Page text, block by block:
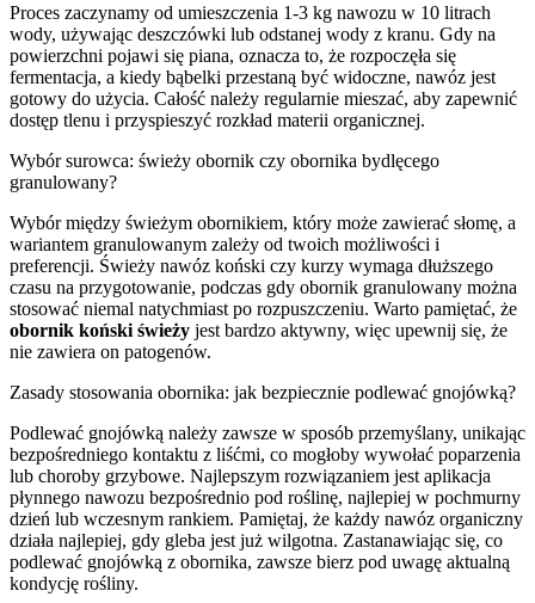
Proces zaczynamy od umieszczenia 1-3 kg nawozu w 10 litrach
wody, używając deszczówki lub odstanej wody z kranu. Gdy na
powierzchni pojawi się piana, oznacza to, że rozpoczęła się
fermentacja, a kiedy bąbelki przestaną być widoczne, nawóz jest
gotowy do użycia. Całość należy regularnie mieszać, aby zapewnić
dostęp tlenu i przyspieszyć rozkład materii organicznej.
Wybór surowca: świeży obornik czy obornika bydlęcego
granulowany?
Wybór między świeżym obornikiem, który może zawierać słomę, a
wariantem granulowanym zależy od twoich możliwości i
preferencji. Świeży nawóz koński czy kurzy wymaga dłuższego
czasu na przygotowanie, podczas gdy obornik granulowany można
stosować niemal natychmiast po rozpuszczeniu. Warto pamiętać, że
obornik koński świeży jest bardzo aktywny, więc upewnij się, że
nie zawiera on patogenów.
Zasady stosowania obornika: jak bezpiecznie podlewać gnojówką?
Podlewać gnojówką należy zawsze w sposób przemyślany, unikając
bezpośredniego kontaktu z liśćmi, co mogłoby wywołać poparzenia
lub choroby grzybowe. Najlepszym rozwiązaniem jest aplikacja
płynnego nawozu bezpośrednio pod roślinę, najlepiej w pochmurny
dzień lub wczesnym rankiem. Pamiętaj, że każdy nawóz organiczny
działa najlepiej, gdy gleba jest już wilgotna. Zastanawiając się, co
podlewać gnojówką z obornika, zawsze bierz pod uwagę aktualną
kondycję rośliny.